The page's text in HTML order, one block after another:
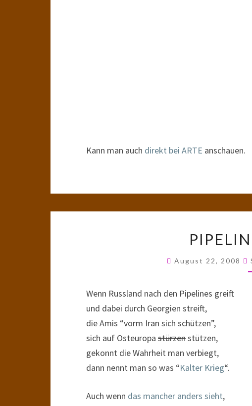
Kann man auch direkt bei ARTE anschauen.
August 22, 2008
Wenn Russland nach den Pipelines greift
und dabei durch Georgien streift,
die Amis “vorm Iran sich schützen”,
sich auf Osteuropa stürzenstützen,
gekonnt die Wahrheit man verbiegt,
dann nennt man so was “Kalter Krieg“.
Auch wenn das mancher anders sieht,